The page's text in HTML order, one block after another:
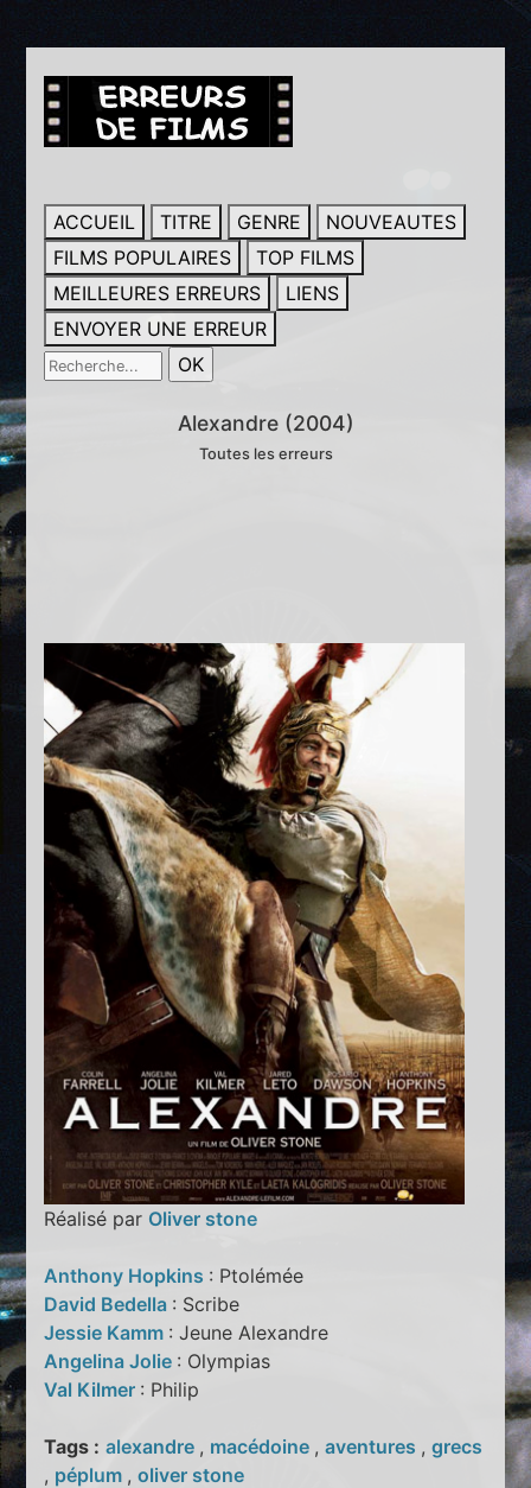
ACCUEIL TITRE GENRE
NOUVEAUTES
FILMS POPULAIRES
TOP FILMS
MEILLEURES ERREURS
LIENS
ENVOYER UNE ERREUR
Alexandre (2004)
Toutes les erreurs
Réalisé par Oliver stone
Anthony Hopkins : Ptolémée
David Bedella : Scribe
Jessie Kamm : Jeune Alexandre
Angelina Jolie : Olympias
Val Kilmer : Philip
Tags : alexandre , macédoine ,aventures ,grecs
, péplum ,oliver stone